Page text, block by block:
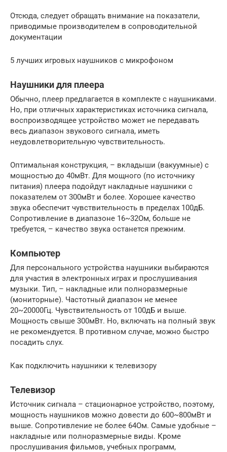
Отсюда, следует обращать внимание на показатели,
приводимые производителем в сопроводительной
документации
5 лучших игровых наушников с микрофоном
Наушники для плеера
Обычно, плеер предлагается в комплекте с наушниками.
Но, при отличных характеристиках источника сигнала,
воспроизводящее устройство может не передавать
весь диапазон звукового сигнала, иметь
неудовлетворительную чувствительность.
Оптимальная конструкция, – вкладыши (вакуумные) с
мощностью до 40мВт. Для мощного (по источнику
питания) плеера подойдут накладные наушники с
показателем от 300мВт и более. Хорошее качество
звука обеспечит чувствительность в пределах 100дБ.
Сопротивление в диапазоне 16~32Ом, больше не
требуется, – качество звука останется прежним.
Компьютер
Для персонального устройства наушники выбираются
для участия в электронных играх и прослушивания
музыки. Тип, – накладные или полноразмерные
(мониторные). Частотный диапазон не менее
20~20000Гц. Чувствительность от 100дБ и выше.
Мощность свыше 300мВт. Но, включать на полный звук
не рекомендуется. В противном случае, можно быстро
посадить слух.
Как подключить наушники к телевизору
Телевизор
Источник сигнала – стационарное устройство, поэтому,
мощность наушников можно довести до 600~800мВт и
выше. Сопротивление не более 64Ом. Самые удобные –
накладные или полноразмерные виды. Кроме
прослушивания фильмов, учебных программ,